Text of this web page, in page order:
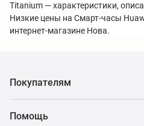
Titanium — характеристики,
Низкие цены на Смарт-часы
интернет-магазине Нова.
Покупателям
Помощь